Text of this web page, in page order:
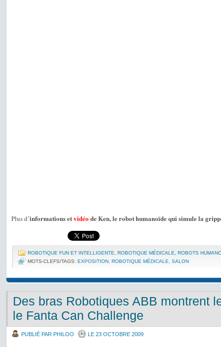
Plus d’informations etvidéode Ken, le robot humanoïde qui simule la
ROBOTIQUE FUN ET INTELLIGENTE ROBOTIQUE MÉDICALE
ROBOTS
MOTS-CLEFS/TAGS: EXPOSITION ROBOTIQUE MÉDICALE SALON
Des bras Robotiques ABB montrent
le Fanta Can Challenge
PUBLIÉ PAR PHILOO LE 23 OCTOBRE 2009